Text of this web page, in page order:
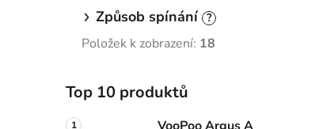
Způsob spínání ?
Položek k zobrazení: 18
Top 10 produktů